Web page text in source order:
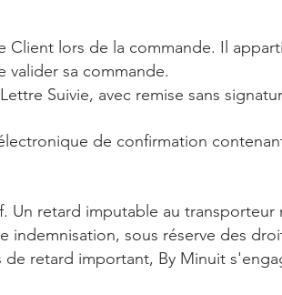
Client lors de la commande. Il
valider sa commande.
Suivie, avec remise sans
de confirmation
Un retard imputable au
indemnisation, sous réserve des
retard important, By Minuit